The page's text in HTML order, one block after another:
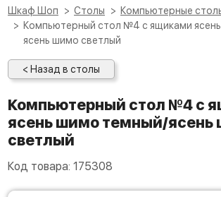
Шкаф Шоп Столы
Компьютерные
Компьютерный стол №4 с ящиками ясень шимо темный/
ясень шимо светлый
< Назад в столы
Компьютерный стол №4 с ящиками
ясень шимо темный/ясень
светлый
Код товара: 175308